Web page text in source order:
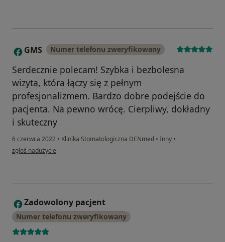
G GMS Numer telefonu zweryfikowany
Serdecznie polecam! Szybka i bezbolesna
wizyta, która łączy się z pełnym
profesjonalizmem. Bardzo dobre podejście do
pacjenta. Na pewno wrócę. Cierpliwy, dokładny
i skuteczny
6 czerwca 2022 • Klinika Stomatologiczna DENmed • Inny •
w opinii użytkownika GMS
zgłoś nadużycie
Z Zadowolony pacjent
Numer telefonu zweryfikowany